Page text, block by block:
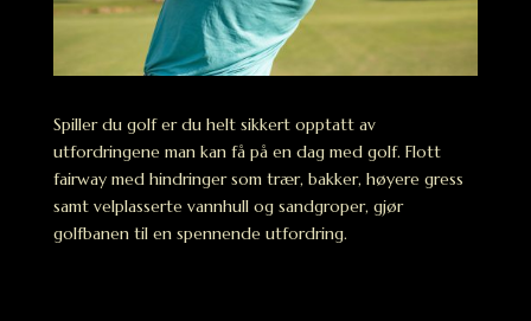
Spiller du golf er du helt sikkert opptatt av
utfordringene man kan få på en dag med golf. Flott
fairway med hindringer som trær, bakker, høyere gress
samt velplasserte vannhull og sandgroper, gjør
golfbanen til en spennende utfordring.